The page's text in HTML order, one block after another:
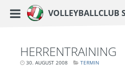
https://www.vc-strausberg.de/wp-content/
Zum
Volleyballclub
Haupt-Menü
HERRENTRAINING
30. AUGUST 2008LETZTETERMIN